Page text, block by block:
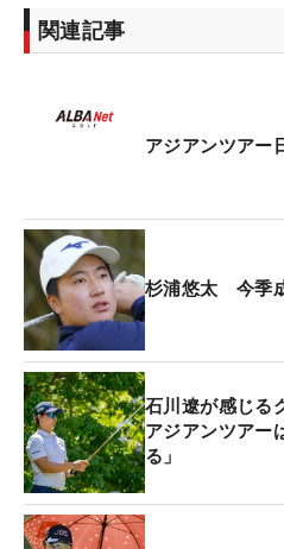
関連記事
アジアンツア
杉浦悠太 今季
石川遼が感じ
アジアンツアー
る」